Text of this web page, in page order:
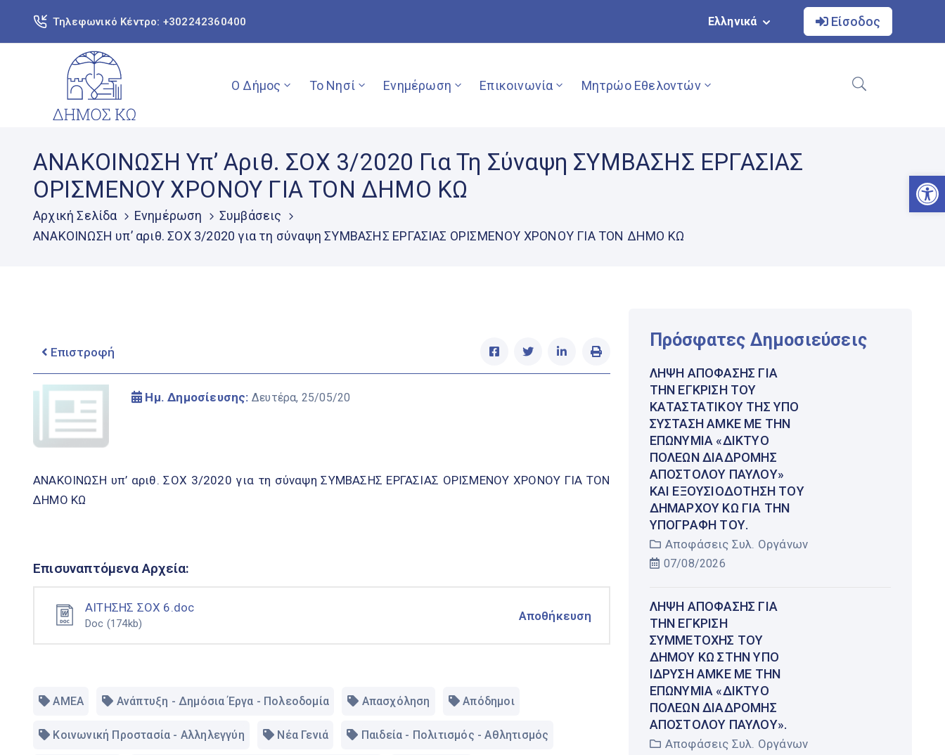
Τηλεφωνικό Κέντρο: +302242360400 Ελληνικά Είσοδος
Ο Δήμος Το Νησί Ενημέρωση Επικοινωνία Μητρώο Εθελοντών
ΑΝΑΚΟΙΝΩΣΗ Υπ’ Αριθ. ΣΟΧ 3/2020 Για Τη Σύναψη ΣΥΜΒΑΣΗΣ ΕΡΓΑΣΙΑΣ
ΟΡΙΣΜΕΝΟΥ ΧΡΟΝΟΥ ΓΙΑ ΤΟΝ ΔΗΜΟ ΚΩ
Αρχική Σελίδα Ενημέρωση
Συμβάσεις
ΑΝΑΚΟΙΝΩΣΗ υπ’ αριθ. ΣΟΧ 3/2020 για τη σύναψη ΣΥΜΒΑΣΗΣ ΕΡΓΑΣΙΑΣ ΟΡΙΣΜΕΝΟΥ ΧΡΟΝΟΥ ΓΙΑ ΤΟΝ ΔΗΜΟ ΚΩ
Επιστροφή
Ημ. Δημοσίευσης: Δευτέρα, 25/05/20
ΑΝΑΚΟΙΝΩΣΗ υπ’ αριθ. ΣΟΧ 3/2020 για τη σύναψη ΣΥΜΒΑΣΗΣ ΕΡΓΑΣΙΑΣ ΟΡΙΣΜΕΝΟΥ ΧΡΟΝΟΥ ΓΙΑ ΤΟΝ
ΔΗΜΟ ΚΩ
Επισυναπτόμενα Αρχεία:
ΑΙΤΗΣΗΣ ΣΟΧ 6.doc
Doc (174kb)
Αποθήκευση
ΑΜΕΑ Ανάπτυξη - Δημόσια Έργα - Πολεοδομία Απασχόληση Απόδημοι
Κοινωνική Προστασία - Αλληλεγγύη Νέα Γενιά Παιδεία - Πολιτισμός - Αθλητισμός
Πρόσφατες Δημοσιεύσεις
ΛΉΨΗ ΑΠΌΦΑΣΗΣ ΓΙΑ
ΤΗΝ ΈΓΚΡΙΣΗ ΤΟΥ
ΚΑΤΑΣΤΑΤΙΚΟΎ ΤΗΣ ΥΠΌ
ΣΎΣΤΑΣΗ ΑΜΚΕ ΜΕ ΤΗΝ
ΕΠΩΝΥΜΊΑ «ΔΊΚΤΥΟ
ΠΌΛΕΩΝ ΔΙΑΔΡΟΜΉΣ
ΑΠΟΣΤΌΛΟΥ ΠΑΎΛΟΥ»
ΚΑΙ ΕΞΟΥΣΙΟΔΌΤΗΣΗ ΤΟΥ
ΔΗΜΆΡΧΟΥ ΚΩ ΓΙΑ ΤΗΝ
ΥΠΟΓΡΑΦΉ ΤΟΥ.
Αποφάσεις Συλ. Οργάνων
07/08/2026
ΛΉΨΗ ΑΠΌΦΑΣΗΣ ΓΙΑ
ΤΗΝ ΈΓΚΡΙΣΗ
ΣΥΜΜΕΤΟΧΉΣ ΤΟΥ
ΔΉΜΟΥ ΚΩ ΣΤΗΝ ΥΠΌ
ΊΔΡΥΣΗ ΑΜΚΕ ΜΕ ΤΗΝ
ΕΠΩΝΥΜΊΑ «ΔΊΚΤΥΟ
ΠΌΛΕΩΝ ΔΙΑΔΡΟΜΉΣ
ΑΠΟΣΤΌΛΟΥ ΠΑΎΛΟΥ».
Αποφάσεις Συλ. Οργάνων